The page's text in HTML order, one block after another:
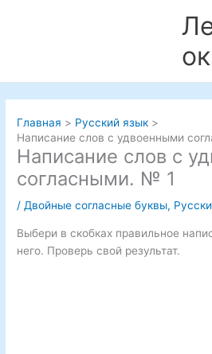
Главная
Русский язык
Написание слов с удвоенными
Написание слов с
согласными. № 1
/Двойные согласные буквы,
Выбери в скобках правильное
него. Проверь свой результат.